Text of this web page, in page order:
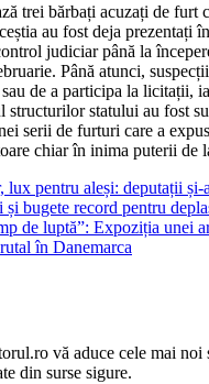
trei bărbați acuzați de furt
au fost deja prezentați
judiciar până la
Până atunci,
de a participa la licitații,
statului au fost
serii de furturi care a expus
chiar în inima puterii de
lux pentru aleși: deputații și-
bugete record pentru
de luptă”: Expoziția unei
în Danemarca
vă aduce cele mai noi
din surse sigure.